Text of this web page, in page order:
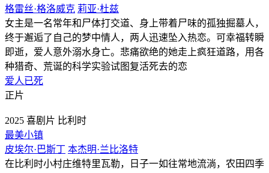
格雷丝·格洛威克 莉亚·杜兹
女主是一名常年和尸体打交道、身上带着尸味的孤独掘墓人，
终于邂逅了自己的梦中情人，两人迅速坠入热恋。可幸福转瞬
即逝，爱人意外溺水身亡。悲痛欲绝的她走上疯狂道路，用各
种猎奇、荒诞的科学实验试图复活死去的恋
爱人已死
正片
2025 喜剧片 比利时
最美小镇
皮埃尔·巴斯丁 本杰明·兰比洛特
在比利时小村庄维特里瓦勒，日子一如往常地流淌，农田四季